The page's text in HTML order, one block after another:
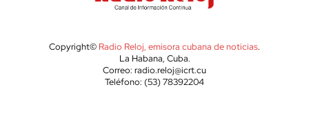
Copyright© Radio Reloj, emisora cubana de noticias.
La Habana, Cuba.
Correo: radio.reloj@icrt.cu
Teléfono: (53) 78392204